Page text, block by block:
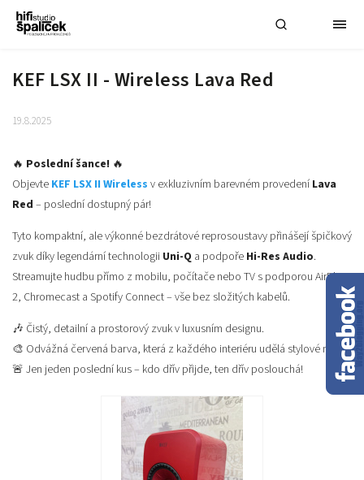
KEF LSX II - Wireless Lava Red
19.8.2025
🔥 Poslední šance! 🔥
Objevte KEF LSX II Wireless v exkluzivním barevném provedení Lava
Red – poslední dostupný pár!
Tyto kompaktní, ale výkonné bezdrátové reprosoustavy přinášejí špičkový
zvuk díky legendární technologii Uni-Q a podpoře Hi-Res Audio.
Streamujte hudbu přímo z mobilu, počítače nebo TV s podporou AirPlay
2, Chromecast a Spotify Connect – vše bez složitých kabelů.
🎶 Čistý, detailní a prostorový zvuk v luxusním designu.
🎨 Odvážná červená barva, která z každého interiéru udělá stylové místo.
🚨 Jen jeden poslední kus – kdo dřív přijde, ten dřív poslouchá!